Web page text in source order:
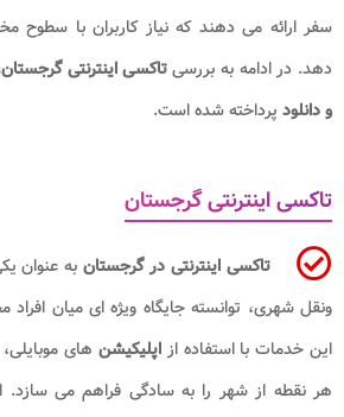
سفر ارائه می دهند که نیاز کاربران با
دهد. در ادامه به بررسیتاکسی اینترنتی
و دانلود پرداخته شده است.
تاکسی اینترنتی گرجستان
تاکسی اینترنتی در گرجستانبه عنوان
ونقل شهری، توانسته جایگاه ویژه ای میان افراد
این خدمات با استفاده ازاپلیکیشن های
هر نقطه از شهر را به سادگی فراهم می سازد.